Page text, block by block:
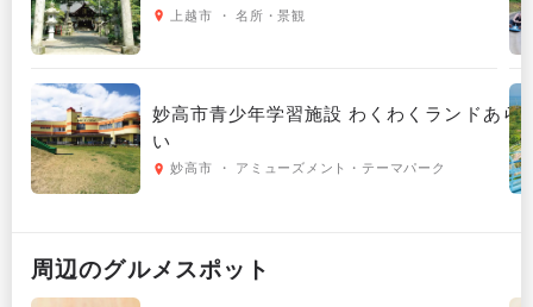
上越市 ・ 名所・景観
妙高市青少年学習施設 わくわくランドあら
い
妙高市 ・ アミューズメント・テーマパーク
周辺のグルメ スポット